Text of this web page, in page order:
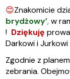
😊Znakomicie
brydżowy’,w
! Dziękuję
Darkowi i Jurkowi
Zgodnie z
zebrania.